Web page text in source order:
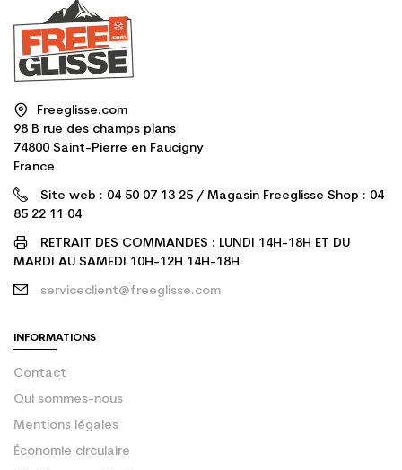
Freeglisse.com
98 B rue des champs plans
74800 Saint-Pierre en Faucigny
France
Site web : 04 50 07 13 25 / Magasin Freeglisse Shop : 04
85 22 11 04
RETRAIT DES COMMANDES : LUNDI 14H-18H ET DU
MARDI AU SAMEDI 10H-12H 14H-18H
serviceclient@freeglisse.com
INFORMATIONS
Contact
Qui sommes-nous
Mentions légales
Économie circulaire